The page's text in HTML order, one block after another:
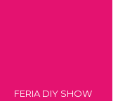
FERIA DIY SHOW